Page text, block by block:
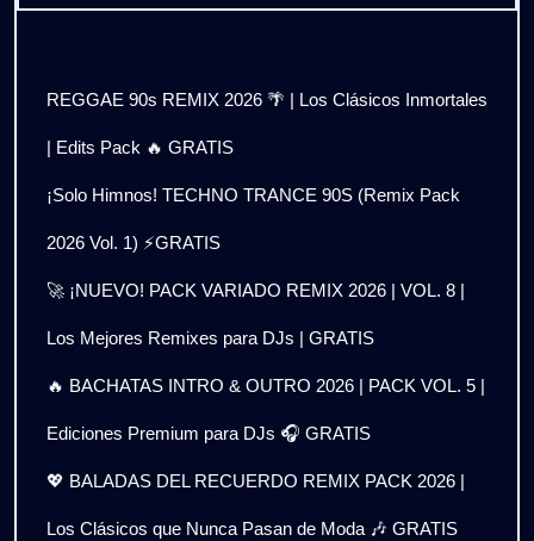
REGGAE 90s REMIX 2026 🌴 | Los Clásicos Inmortales
| Edits Pack 🔥 GRATIS
¡Solo Himnos! TECHNO TRANCE 90S (Remix Pack
2026 Vol. 1) ⚡GRATIS
🚀 ¡NUEVO! PACK VARIADO REMIX 2026 | VOL. 8 |
Los Mejores Remixes para DJs | GRATIS
🔥 BACHATAS INTRO & OUTRO 2026 | PACK VOL. 5 |
Ediciones Premium para DJs 🎧 GRATIS
💖 BALADAS DEL RECUERDO REMIX PACK 2026 |
Los Clásicos que Nunca Pasan de Moda 🎶 GRATIS